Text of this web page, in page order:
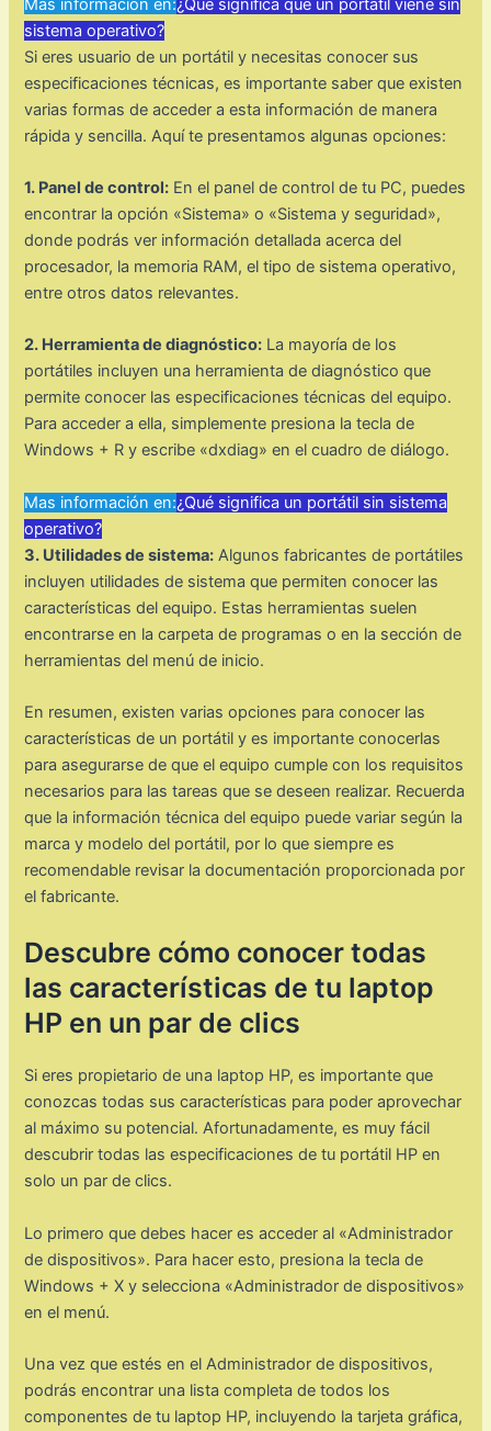
sistema operativo?
Si eres usuario de un portátil y necesitas conocer sus
especificaciones técnicas, es importante saber que existen
varias formas de acceder a esta información de manera
rápida y sencilla. Aquí te presentamos algunas opciones:
1. Panel de control: En el panel de control de tu PC, puedes
encontrar la opción «Sistema» o «Sistema y seguridad»,
donde podrás ver información detallada acerca del
procesador, la memoria RAM, el tipo de sistema operativo,
entre otros datos relevantes.
2. Herramienta de diagnóstico: La mayoría de los
portátiles incluyen una herramienta de diagnóstico que
permite conocer las especificaciones técnicas del equipo.
Para acceder a ella, simplemente presiona la tecla de
Windows + R y escribe «dxdiag» en el cuadro de diálogo.
Mas información en:¿Qué significa un portátil sin sistema
operativo?
3. Utilidades de sistema: Algunos fabricantes de portátiles
incluyen utilidades de sistema que permiten conocer las
características del equipo. Estas herramientas suelen
encontrarse en la carpeta de programas o en la sección de
herramientas del menú de inicio.
En resumen, existen varias opciones para conocer las
características de un portátil y es importante conocerlas
para asegurarse de que el equipo cumple con los requisitos
necesarios para las tareas que se deseen realizar. Recuerda
que la información técnica del equipo puede variar según la
marca y modelo del portátil, por lo que siempre es
recomendable revisar la documentación proporcionada por
el fabricante.
Descubre cómo conocer todas
las características de tu laptop
HP en un par de clics
Si eres propietario de una laptop HP, es importante que
conozcas todas sus características para poder aprovechar
al máximo su potencial. Afortunadamente, es muy fácil
descubrir todas las especificaciones de tu portátil HP en
solo un par de clics.
Lo primero que debes hacer es acceder al «Administrador
de dispositivos». Para hacer esto, presiona la tecla de
Windows + X y selecciona «Administrador de dispositivos»
en el menú.
Una vez que estés en el Administrador de dispositivos,
podrás encontrar una lista completa de todos los
componentes de tu laptop HP, incluyendo la tarjeta gráfica,